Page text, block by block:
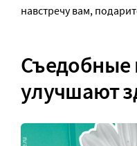
навстречу вам,
Съедобные
улучшают